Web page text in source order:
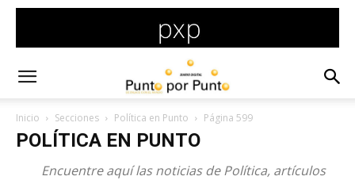
Inicio Secciones Política en Punto Página 599
POLÍTICA EN PUNTO
Encuentre aquí las noticias de Política, artículos